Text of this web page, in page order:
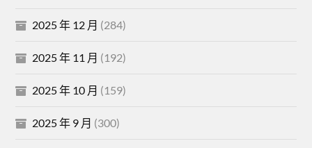
2025 年 12 月 (284)
2025 年 11 月 (192)
2025 年 10 月 (159)
2025 年 9 月 (300)